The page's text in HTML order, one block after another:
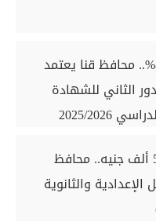
بنسبة نجاح 84.04%.. محافظ قنا يعتمد
الثاني للشهادة
2026
بمكافآت بـلغت 50 ألف جنيه.. محافظ
والثانوية